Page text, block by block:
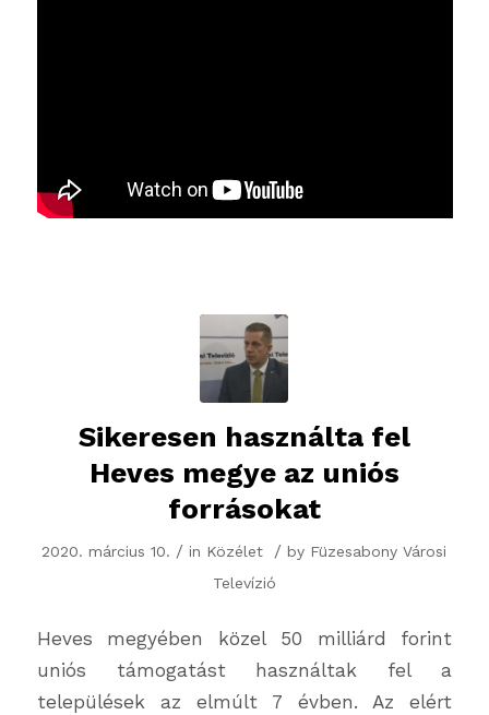
Sikeresen használta fel
Heves megye az uniós
forrásokat
2020. március 10. / in Közélet / by Füzesabony Városi
Televízió
Heves megyében közel 50 milliárd forint
uniós támogatást használtak fel a
települések az elmúlt 7 évben. Az elért